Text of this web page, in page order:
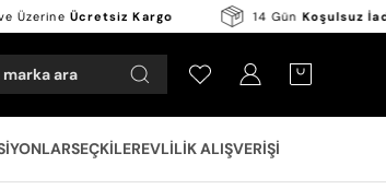
TL ve ÜzerineÜcretsiz Kargo 14 Gün
ara Hesabım OPEN CART
SEÇKILEREVLILIK ALIŞVERIŞI